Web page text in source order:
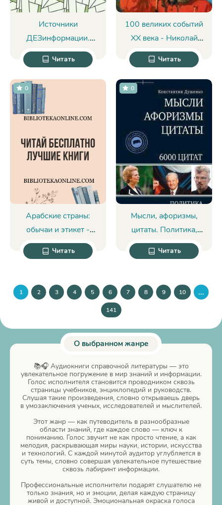
Источники
ДЕЗинформации.
Распознание
и противодействие -
Денис Вишня
Читать
100 великих событий
ХХ века - Николай
Непомнящий
Читать
Арабские страны:
обычаи и этикет -
Брюс Ингхэм
0
Читать
Мысли, афоризмы,
цитаты. Политика,
журналистика,
правосудие -
0
Читать
1 2 3 4 5 6 7 8 9 10 ...
141
О выбранном жанре
📚🎧 Аудиокниги справочной литературы — это
увлекательное погружение в мир знаний и информации.
Голос исполнителя становится проводником сквозь
страницы учебников, энциклопедий и руководств.
Слушая такие произведения, словно открываешь дверь
в умозаключения ученых, исследователей и мыслителей.
Этот жанр — как путеводитель в разнообразные
области знаний, где каждое слово — ключ к
пониманию. Голос звучит не как просто чтение, а как
мелодия, раскрывающая миры науки, истории, искусства
и технологий. С каждой минутой аудитор углубляется в
суть темы, словно совершая увлекательное путешествие
сквозь лабиринт информации.
Профессиональные исполнители подарят слушателю не
только знания, но и эмоции, делая каждую страницу
живой и доступной. Эмоциональная окраска голоса